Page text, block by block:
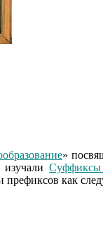
»
изучалиСуффиксы
как